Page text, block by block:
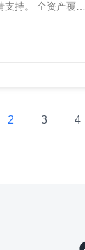
支持。 全资产覆…
2 3 4